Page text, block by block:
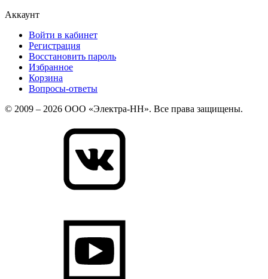
Аккаунт
Войти в кабинет
Регистрация
Восстановить пароль
Избранное
Корзина
Вопросы-ответы
© 2009 – 2026 ООО «Электра-НН». Все права защищены.